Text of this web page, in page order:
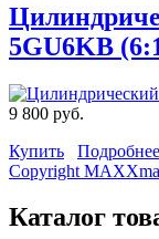
5GU6KB
9 800 руб.
Купить
Подробнее
Copyright
Каталог